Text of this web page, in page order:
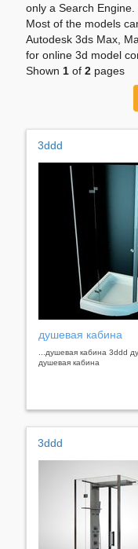
only a Search Engine.
Most of the models
Autodesk 3ds Max,
for online 3d model
Shown 1 of 2 pages
3ddd
душевая кабина
...душевая кабина 3ddd
душевая кабина
3ddd